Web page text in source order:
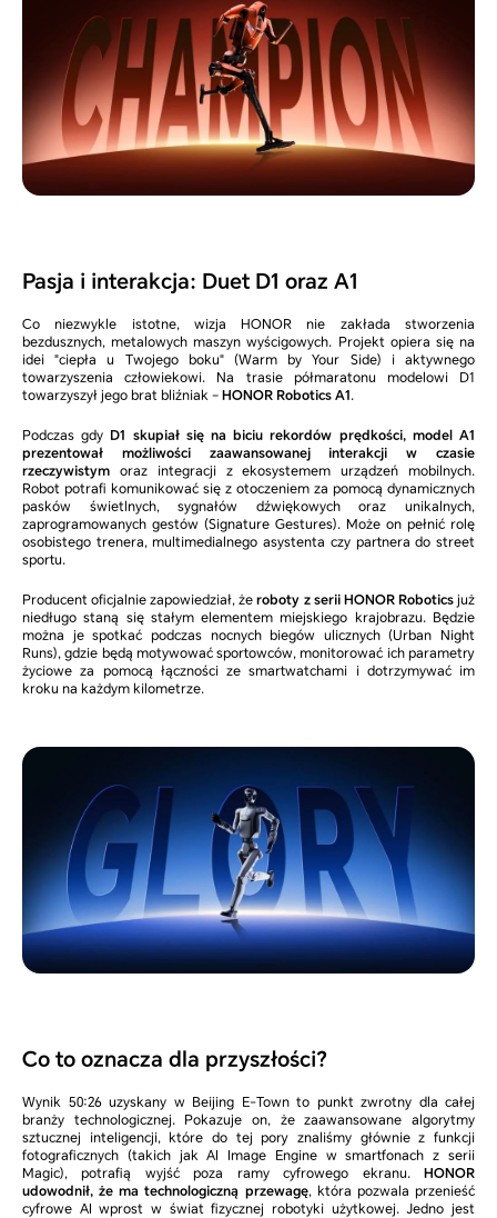
Pasja i interakcja: Duet D1 oraz A1
Co niezwykle istotne, wizja HONOR nie zakłada stworzenia
bezdusznych, metalowych maszyn wyścigowych. Projekt opiera się na
idei "ciepła u Twojego boku" (Warm by Your Side) i aktywnego
towarzyszenia człowiekowi. Na trasie półmaratonu modelowi D1
towarzyszył jego brat bliźniak – HONOR Robotics A1.
Podczas gdy D1 skupiał się na biciu rekordów prędkości, model A1
prezentował możliwości zaawansowanej interakcji w czasie
rzeczywistym oraz integracji z ekosystemem urządzeń mobilnych.
Robot potrafi komunikować się z otoczeniem za pomocą dynamicznych
pasków świetlnych, sygnałów dźwiękowych oraz unikalnych,
zaprogramowanych gestów (Signature Gestures). Może on pełnić rolę
osobistego trenera, multimedialnego asystenta czy partnera do street
sportu.
Producent oficjalnie zapowiedział, żeroboty z serii HONOR Roboticsjuż
niedługo staną się stałym elementem miejskiego krajobrazu. Będzie
można je spotkać podczas nocnych biegów ulicznych (Urban Night
Runs), gdzie będą motywować sportowców, monitorować ich parametry
życiowe za pomocą łączności ze smartwatchami i dotrzymywać im
kroku na każdym kilometrze.
Co to oznacza dla przyszłości?
Wynik 50:26 uzyskany w Beijing E-Town to punkt zwrotny dla całej
branży technologicznej. Pokazuje on, że zaawansowane algorytmy
sztucznej inteligencji, które do tej pory znaliśmy głównie z funkcji
fotograficznych (takich jak AI Image Engine w smartfonach z serii
Magic), potrafią wyjść poza ramy cyfrowego ekranu. HONOR
udowodnił, że ma technologiczną przewagę, która pozwala przenieść
cyfrowe AI wprost w świat fizycznej robotyki użytkowej. Jedno jest